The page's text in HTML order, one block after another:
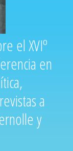
el XVIº
en
a
y